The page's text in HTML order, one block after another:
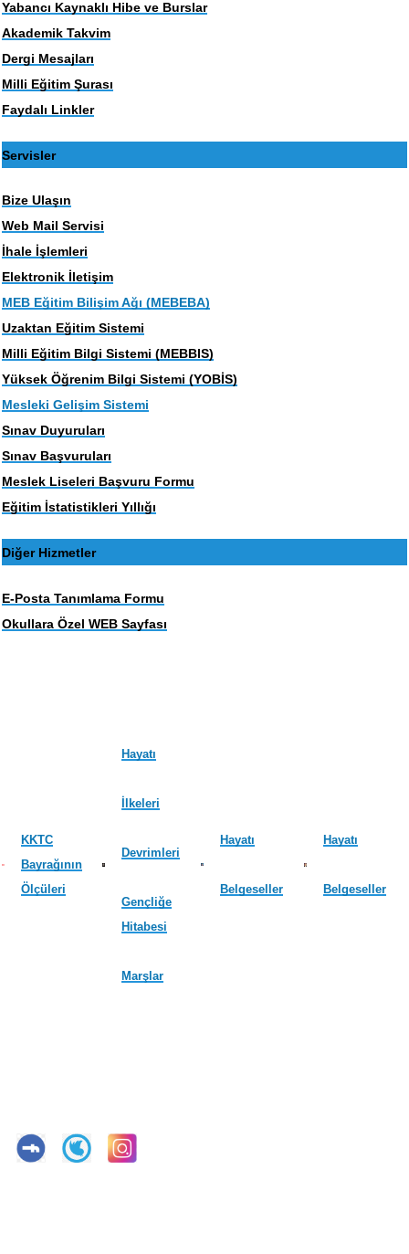
Yabancı Kaynaklı Hibe ve Burslar
Akademik Takvim
Dergi Mesajları
Milli Eğitim Şurası
Faydalı Linkler
Servisler
Bize Ulaşın
Web Mail Servisi
İhale İşlemleri
Elektronik İletişim
MEB Eğitim Bilişim Ağı (MEBEBA)
Uzaktan Eğitim Sistemi
Milli Eğitim Bilgi Sistemi (MEBBIS)
Yüksek Öğrenim Bilgi Sistemi (YOBİS)
Mesleki Gelişim Sistemi
Sınav Duyuruları
Sınav Başvuruları
Meslek Liseleri Başvuru Formu
Eğitim İstatistikleri Yıllığı
Diğer Hizmetler
E-Posta Tanımlama Formu
Okullara Özel WEB Sayfası
KKTC
Bayrağının
Ölçüleri
Hayatı
İlkeleri
Devrimleri
Gençliğe
Hitabesi
Marşlar
Hayatı
Belgeseller
Hayatı
Belgeseller